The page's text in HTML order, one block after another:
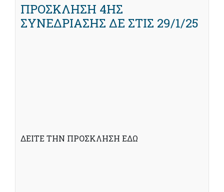
ΠΡΟΣΚΛΗΣΗ 4ΗΣ
ΣΥΝΕΔΡΙΑΣΗΣ ΔΕ ΣΤΙΣ 29/1/25
ΔΕΙΤΕ ΤΗΝ ΠΡΟΣΚΛΗΣΗ ΕΔΩ